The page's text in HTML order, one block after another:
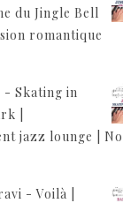
du Jingle Bell
romantique
- Skating in
|
jazz lounge |
- Voilà |